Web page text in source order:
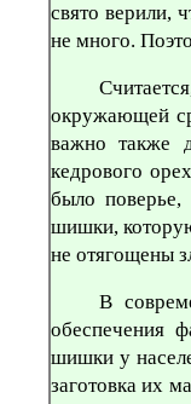
свято верили,
не много.
окружающей
важно также
кедрового
было поверье,
шишки,
не отягощены
В
обеспечения
шишки у
заготовка их